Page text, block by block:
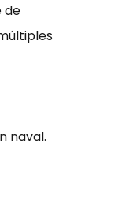
de
naval.